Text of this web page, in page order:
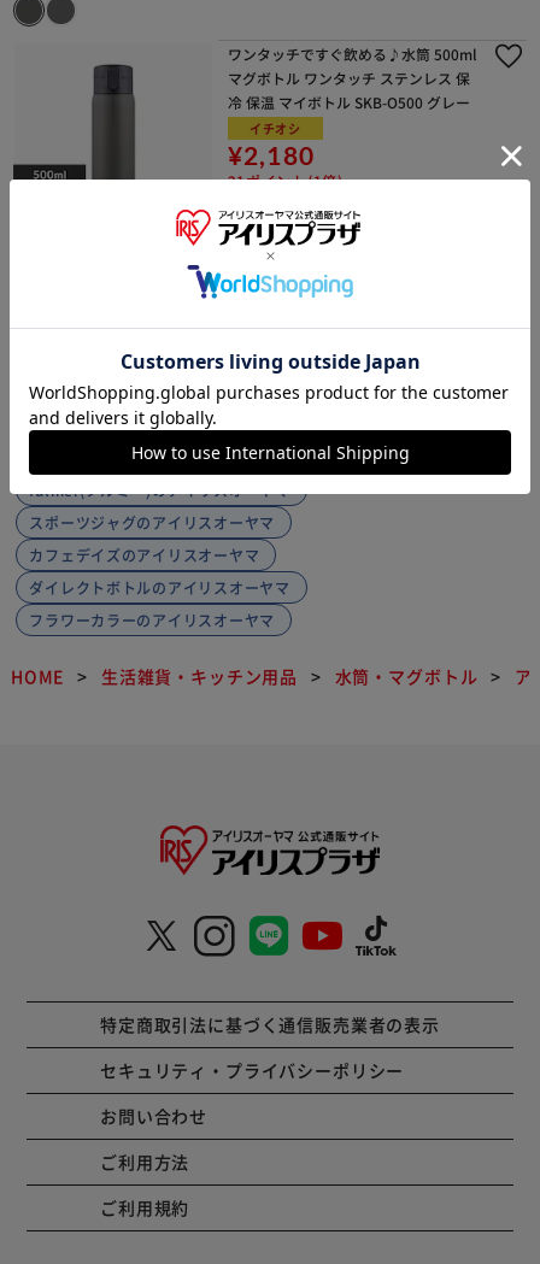
ワンタッチですぐ飲める♪水筒 500ml
マグボトル ワンタッチ ステンレス 保
冷 保温 マイボトル SKB-O500 グレー
イチオシ
¥2,180
21ポイント(1倍)
300円OFFクーポン
(94)
1
アイリスオーヤマの別種類の商品を探す
ステンレスタンブラーのアイリスオーヤマ
fulme.(フルミ―)のアイリスオーヤマ
スポーツジャグのアイリスオーヤマ
カフェデイズのアイリスオーヤマ
ダイレクトボトルのアイリスオーヤマ
フラワーカラーのアイリスオーヤマ
HOME 生活雑貨・キッチン用品 水筒・マグボトル ア
特定商取引法に基づく通信販売業者の表示
セキュリティ・プライバシーポリシー
お問い合わせ
ご利用方法
ご利用規約